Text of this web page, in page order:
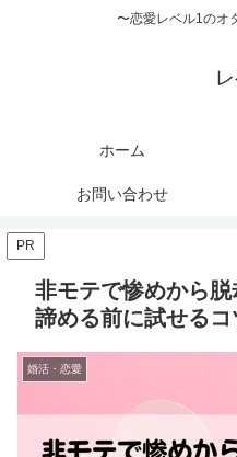
〜恋愛レベル1のオ
ホーム
お問い合わせ
PR
非モテで惨めから
諦める前に試せる
婚活・恋愛